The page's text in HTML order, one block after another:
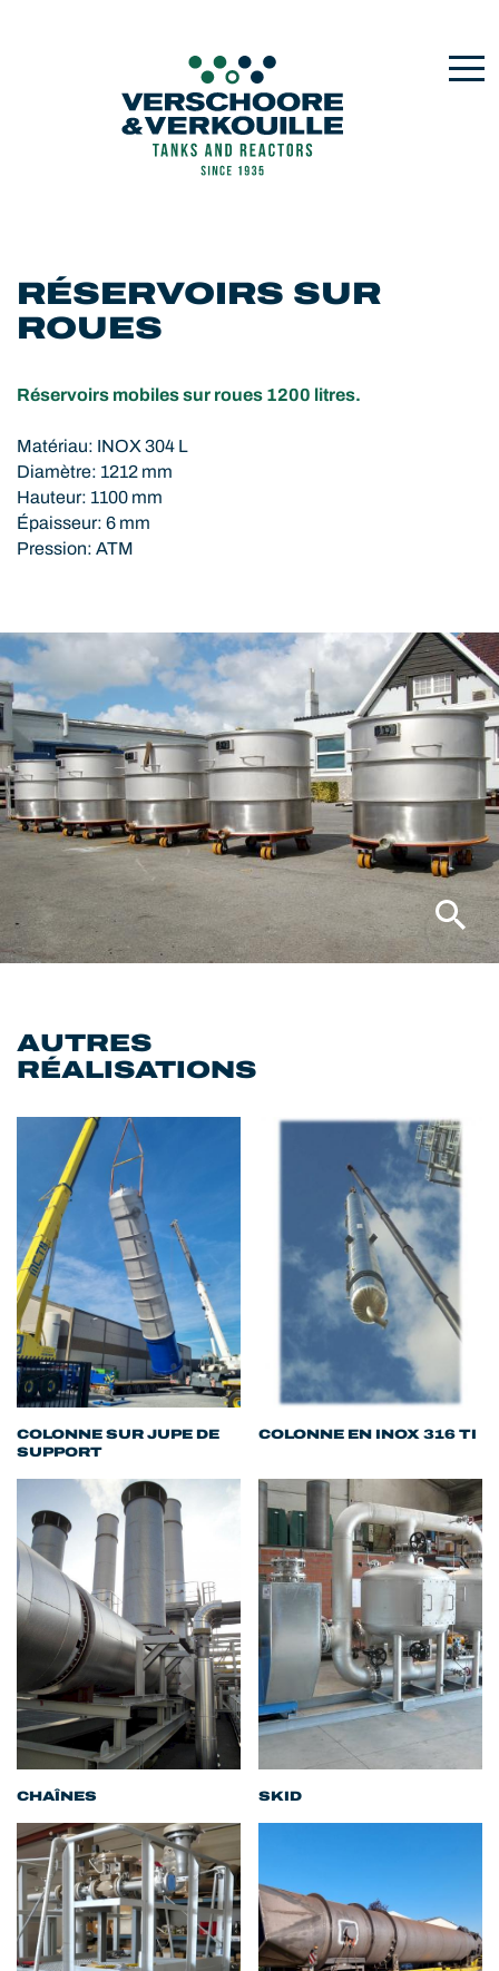
RÉSERVOIRS SUR
ROUES
Réservoirs mobiles sur roues 1200 litres.
Matériau: INOX 304 L
Diamètre: 1212 mm
Hauteur: 1100 mm
Épaisseur: 6 mm
Pression: ATM
AUTRES
RÉALISATIONS
COLONNE SUR JUPE DE
SUPPORT
COLONNE EN INOX 316 TI
CHAÎNES SKID